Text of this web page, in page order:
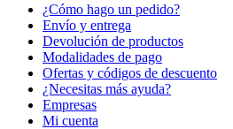
¿Cómo hago un pedido?
Envío y entrega
Devolución de productos
Modalidades de pago
Ofertas y códigos de descuento
¿Necesitas más ayuda?
Empresas
Mi cuenta